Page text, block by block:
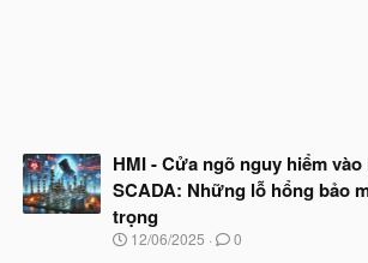
HMI - Cửa ngõ nguy hiểm
SCADA: Những lỗ hổng bảo
trọng
N
12/06/2025 0